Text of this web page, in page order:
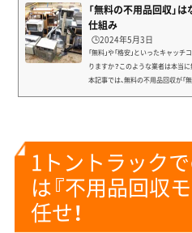
「無料の不用品回収」
仕組み
🕒️2024年5月3日
「無料」や「格安」といったキャッ
りますか？このような業者は本当
本記事では、無料の不用品回収が「
悪徳業者です。しかも、「無料で何
す！」など、言葉巧みに騙していま
1トントラック
は『不用品回収
任せ！